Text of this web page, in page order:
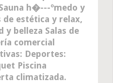
h�---ºmedo y
de estética y relax,
y belleza Salas de
comercial
Deportes:
Piscina
climatizada.